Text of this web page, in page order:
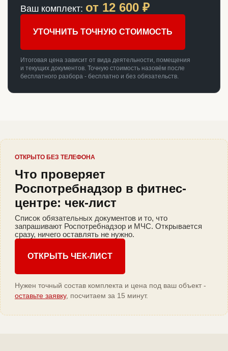
Ваш комплект: от 12 600 ₽
УТОЧНИТЬ ТОЧНУЮ СТОИМОСТЬ
Итоговая цена зависит от вида деятельности, помещения
и текущих документов. Точную стоимость назовём после
бесплатного разбора - бесплатно и без обязательств.
ОТКРЫТО БЕЗ ТЕЛЕФОНА
Что проверяет
Роспотребнадзор в фитнес-
центре: чек-лист
Список обязательных документов и то, что
запрашивают Роспотребнадзор и МЧС. Открывается
сразу, ничего оставлять не нужно.
ОТКРЫТЬ ЧЕК-ЛИСТ
Нужен точный состав комплекта и цена под ваш объект -
оставьте заявку, посчитаем за 15 минут.